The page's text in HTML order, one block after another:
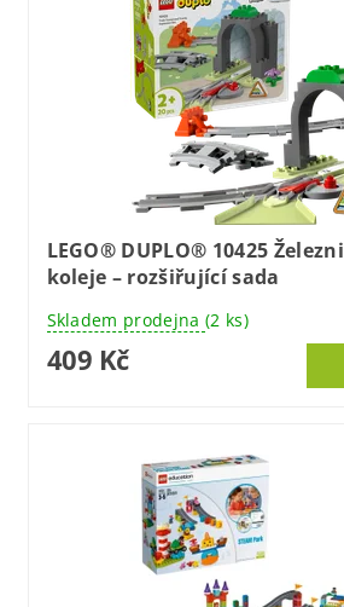
LEGO® DUPLO® 10425
koleje – rozšiřující sada
Skladem prodejna (2 ks)
409 Kč